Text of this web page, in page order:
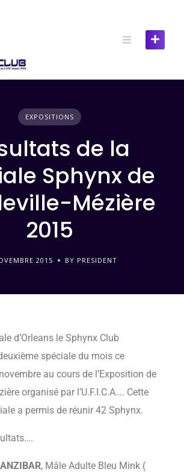
EXPOSITIONS
de la
Sphynx de
Mézière
2015
2015 BY PRESIDENT
d’Orleans le Sphynx Club
spéciale du mois ce
au cours de l’Exposition de
organisé par l’U.F.I.C.A…. Cette
a permis de réunir 42 Sphynx.
, Mâle Adulte Bleu Mink (